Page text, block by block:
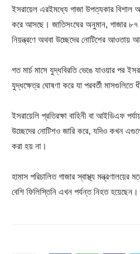
ইসরায়েল এরইমধ্যে গাজা উপত্যকার বিশাল
করে আসছে। জাতিসংঘের অনুমান, গাজার
নিয়ন্ত্রণে অথবা উচ্ছেদের নোটিশের আওতায়
গত মার্চ মাসে যুদ্ধবিরতি ভেঙে যাওয়ার পর
যুদ্ধক্ষেত্র ঘোষণা করে যা পরবর্তী মাসগুলিতে
ইসরায়েলি প্রতিরক্ষা বাহিনী বা আইডিএফ
উচ্ছেদের নোটিশও জারি করে, যদিও কখন
করা হয় না।
হামাস পরিচালিত গাজার স্বাস্থ্য মন্ত্রণালয়ের
বেশি ফিলিস্তিনি এখন পর্যন্ত নিহত হয়েছেন।